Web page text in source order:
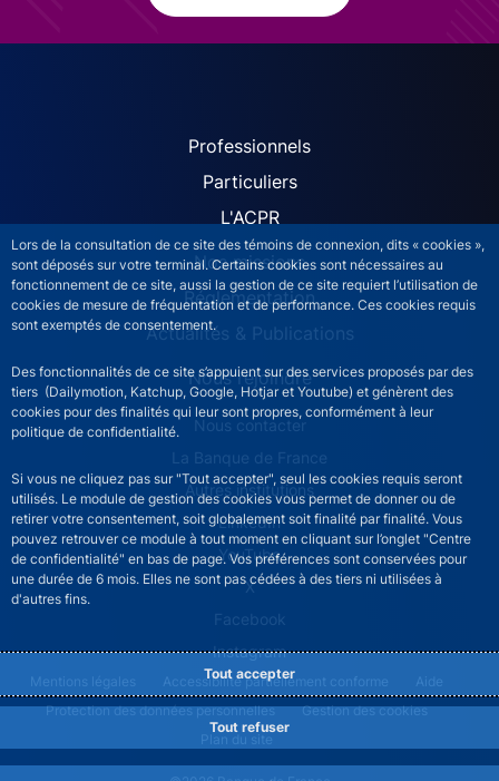
Lors de la consultation de ce site des témoins de connexion, dits « cookies »,
sont déposés sur votre terminal. Certains cookies sont nécessaires au
fonctionnement de ce site, aussi la gestion de ce site requiert l’utilisation de
cookies de mesure de fréquentation et de performance. Ces cookies requis
sont exemptés de consentement.
Des fonctionnalités de ce site s’appuient sur des services proposés par des
tiers (Dailymotion, Katchup, Google, Hotjar et Youtube) et génèrent des
cookies pour des finalités qui leur sont propres, conformément à leur
politique de confidentialité.
Si vous ne cliquez pas sur "Tout accepter", seul les cookies requis seront
utilisés. Le module de gestion des cookies vous permet de donner ou de
retirer votre consentement, soit globalement soit finalité par finalité. Vous
pouvez retrouver ce module à tout moment en cliquant sur l’onglet "Centre
de confidentialité" en bas de page. Vos préférences sont conservées pour
une durée de 6 mois. Elles ne sont pas cédées à des tiers ni utilisées à
d'autres fins.
Tout accepter
Tout refuser
ACPR site navigation
Professionnels
Particuliers
L'ACPR
Nos missions
Réglementation
Actualités & Publications
Nous rejoindre
ACPR footer secondary menu (French)
Nous contacter
La Banque de France
Autres institutions
LinkedIn
YouTube
X
Facebook
Instagram
ACPR footer legal notice menu
Mentions légales Accessibilité partiellement conforme
Aide
Protection des données personnelles
Gestion des cookies
Plan du site